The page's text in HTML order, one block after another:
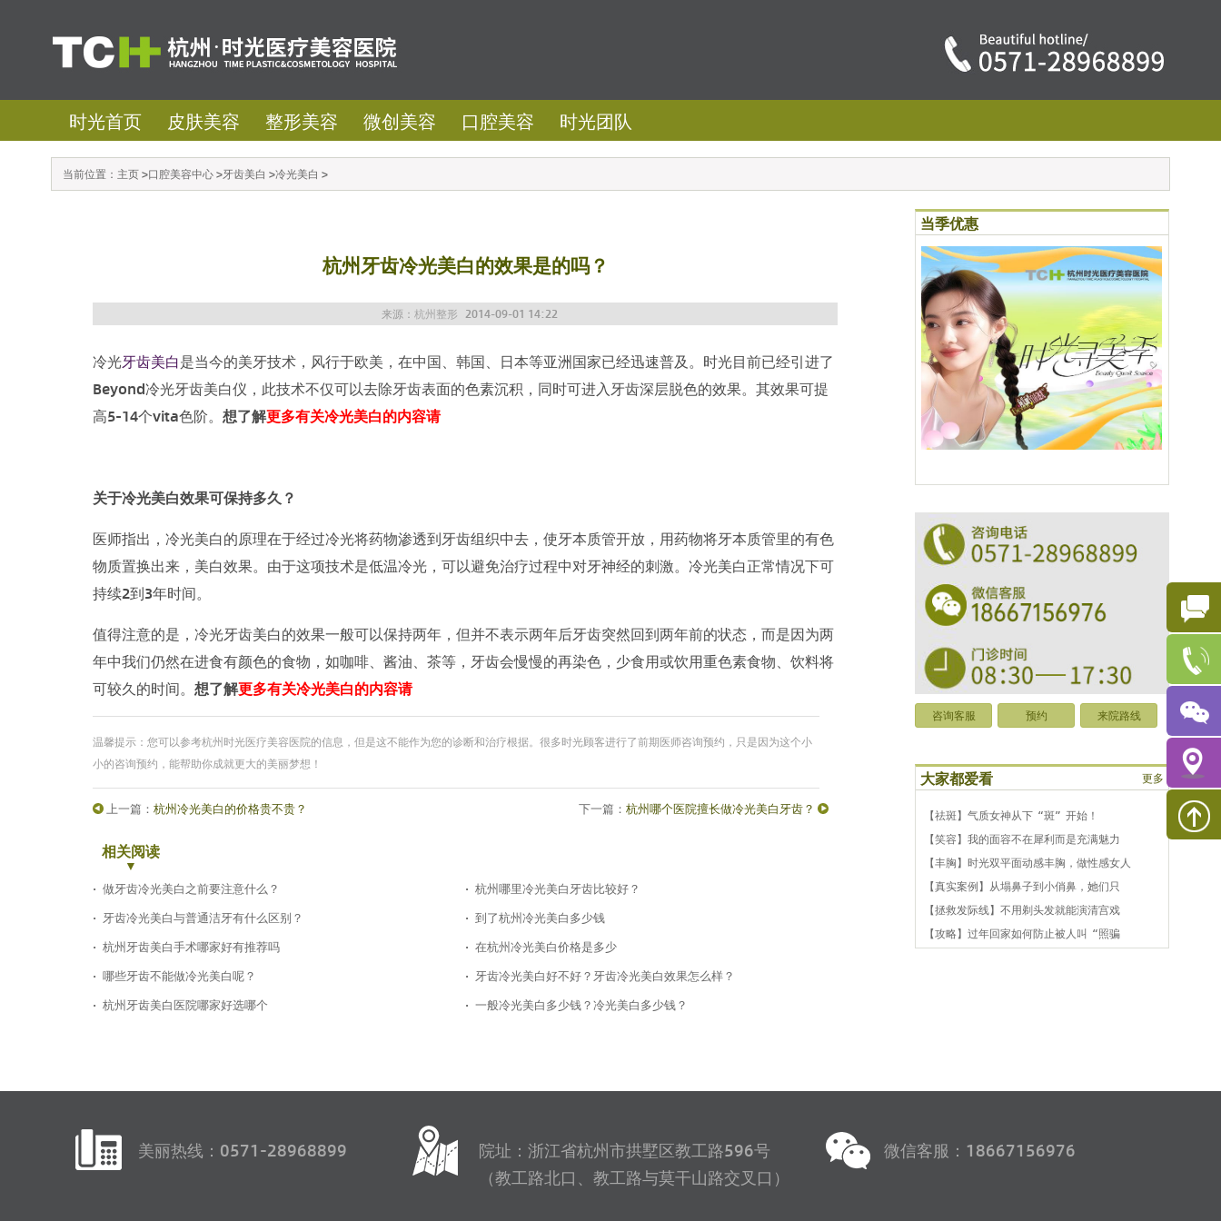
时光首页 皮肤美容 整形美容 微创美容 口腔美容 时光团队
当前位置： 主页>口腔美容中心>牙齿美白 >冷光美白 >
杭州牙齿冷光美白的效果是的吗？
来源： 杭州整形 2014-09-01 14:22
冷光牙齿美白是当今的美牙技术，风行于欧美，在中国、韩国、日本等亚洲国家已经迅速普及。时光目前已经引进了
Beyond冷光牙齿美白仪，此技术不仅可以去除牙齿表面的色素沉积，同时可进入牙齿深层脱色的效果。其效果可提
高5-14个vita色阶。 想了解更多有关冷光美白的内容请
关于冷光美白效果可保持多久？
医师指出，冷光美白的原理在于经过冷光将药物渗透到牙齿组织中去，使牙本质管开放，用药物将牙本质管里的有色
物质置换出来，美白效果。由于这项技术是低温冷光，可以避免治疗过程中对牙神经的刺激。冷光美白正常情况下可
持续2到3年时间。
值得注意的是，冷光牙齿美白的效果一般可以保持两年，但并不表示两年后牙齿突然回到两年前的状态，而是因为两
年中我们仍然在进食有颜色的食物，如咖啡、酱油、茶等，牙齿会慢慢的再染色，少食用或饮用重色素食物、饮料将
可较久的时间。 想了解更多有关冷光美白的内容请
温馨提示：您可以参考杭州时光医疗美容医院的信息，但是这不能作为您的诊断和治疗根据。很多时光顾客进行了前期医师咨询预约，只是因为这个小
小的咨询预约，能帮助你成就更大的美丽梦想！
上一篇： 杭州冷光美白的价格贵不贵？ 下一篇： 杭州哪个医院擅长做冷光美白牙齿？
相关阅读
做牙齿冷光美白之前要注意什么？
杭州哪里冷光美白牙齿比较好？
牙齿冷光美白与普通洁牙有什么区别？
到了杭州冷光美白多少钱
杭州牙齿美白手术哪家好有推荐吗
在杭州冷光美白价格是多少
哪些牙齿不能做冷光美白呢？
牙齿冷光美白好不好？牙齿冷光美白效果怎么样？
杭州牙齿美白医院哪家好选哪个
一般冷光美白多少钱？冷光美白多少钱？
当季优惠
咨询客服 预约 来院路线
更多
大家都爱看
【祛斑】气质女神从下“斑”开始！
【笑容】我的面容不在犀利而是充满魅力
【丰胸】时光双平面动感丰胸，做性感女人
【真实案例】从塌鼻子到小俏鼻，她们只
【拯救发际线】不用剃头发就能演清宫戏
【攻略】过年回家如何防止被人叫“照骗
美丽热线：0571-28968899
院址：浙江省杭州市拱墅区教工路596号
（教工路北口、教工路与莫干山路交叉口）
微信客服：18667156976